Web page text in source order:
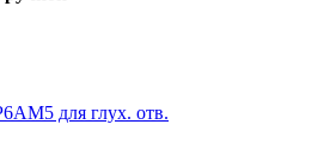
для глух. отв.